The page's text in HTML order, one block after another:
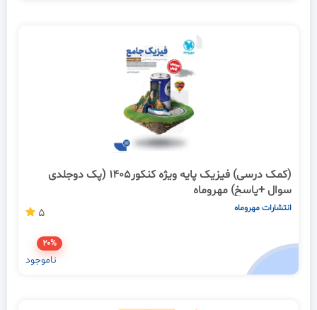
(کمک درسی) فیزیک پایه ویژه کنکور1405 (پک دوجلدی
سوال +پاسخ) مهروماه
انتشارات مهروماه 5
20%
ناموجود